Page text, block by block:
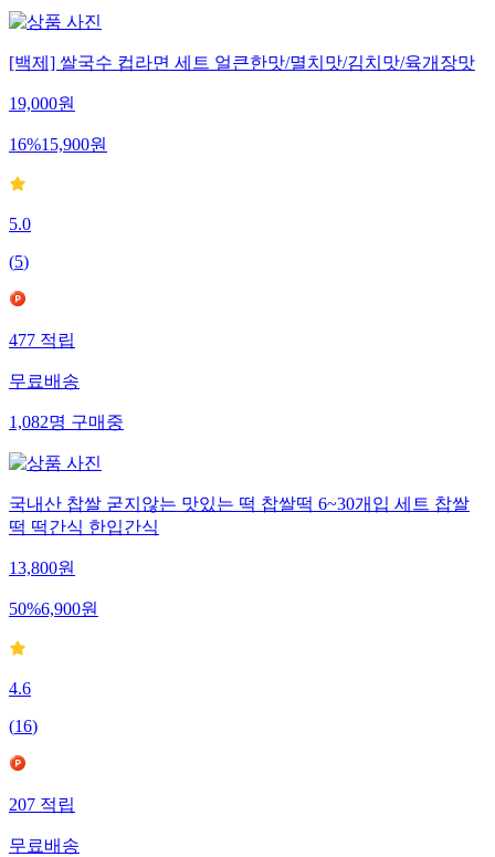
[백제] 쌀국수 컵라면 세트 얼큰한맛/멸치맛/김치맛/육개장맛
19,000원
16%15,900원
5.0
(5)
477적립
무료배송
1,082명구매중
국내산 찹쌀 굳지않는 맛있는 떡 찹쌀떡 6~30개입 세트 찹쌀
떡 떡간식 한입간식
13,800원
50%6,900원
4.6
(16)
207적립
무료배송